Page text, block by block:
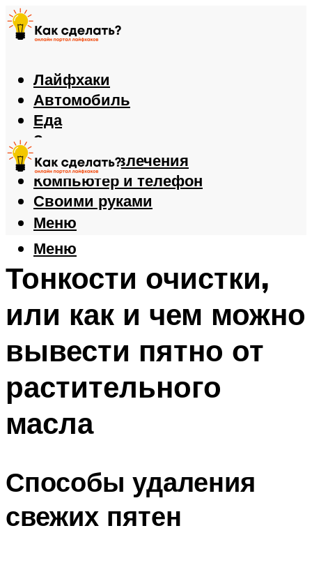
Лайфхаки
Автомобиль
Еда
Здоровье
Игры и развлечения
Компьютер и телефон
Своими руками
Меню
Меню
Тонкости очистки,
или как и чем можно
вывести пятно от
растительного
масла
Способы удаления
свежих пятен